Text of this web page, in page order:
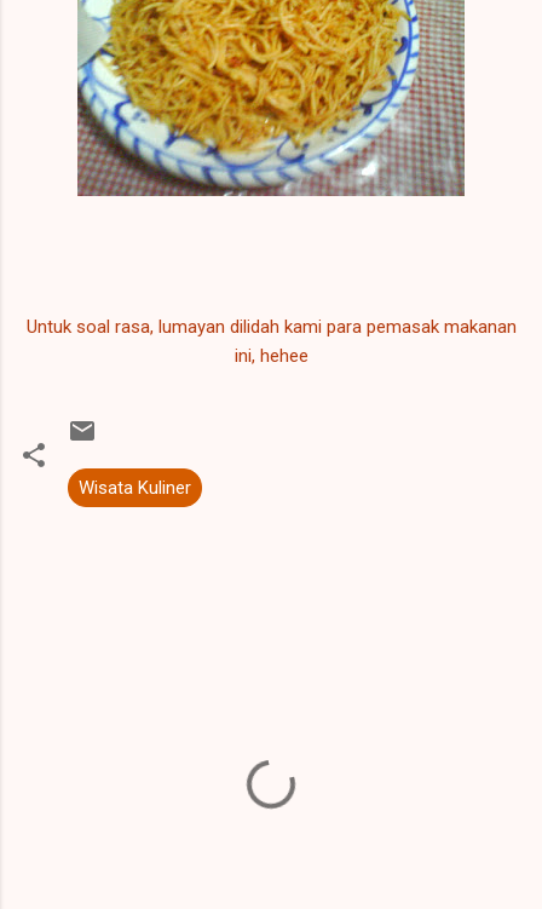
Untuk soal rasa, lumayan dilidah kami para pemasak makanan
ini, hehee
Wisata Kuliner